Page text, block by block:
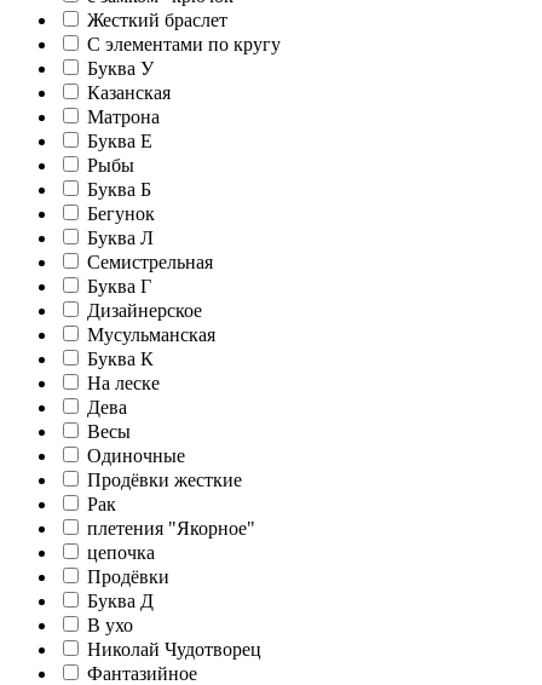
Жесткий браслет
С элементами по кругу
Буква У
Казанская
Матрона
Буква Е
Рыбы
Буква Б
Бегунок
Буква Л
Семистрельная
Буква Г
Дизайнерское
Мусульманская
Буква К
На леске
Дева
Весы
Одиночные
Продёвки жесткие
Рак
плетения "Якорное"
цепочка
Продёвки
Буква Д
В ухо
Николай Чудотворец
Фантазийное